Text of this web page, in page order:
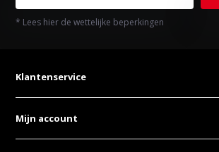
* Lees hier de wettelijke beperkingen
Klantenservice
Mijn account